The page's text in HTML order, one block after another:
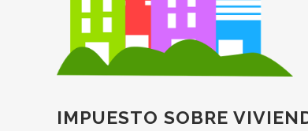
IMPUESTO SOBRE